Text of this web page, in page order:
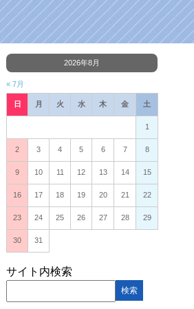
2026年8月
« 7月
日 月 火 水 木 金 土
1
2 3 4 5 6 7 8
9 10 11 12 13 14 15
16 17 18 19 20 21 22
23 24 25 26 27 28 29
30 31
サイト内検索